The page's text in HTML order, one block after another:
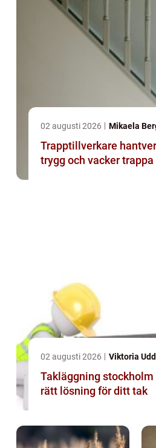
02 augusti 2026 Mikaela
Trapptillverkare hantverket bakom en
trygg och vacker trappa
02 augusti 2026 Viktoria
Takläggning stockholm så väljer du
rätt lösning för ditt tak